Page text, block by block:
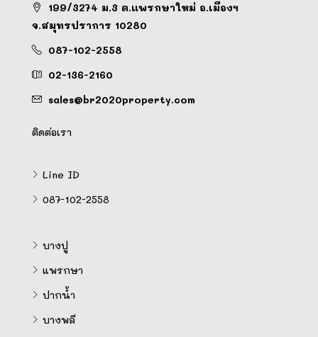
199/3274 ม.3 ต.แพรกษาใหม่ อ.เมืองฯ
จ.สมุทรปราการ 10280
087-102-2558
02-136-2160
sales@br2020property.com
ติดต่อเรา
Line ID
087-102-2558
บางปู
แพรกษา
ปากน้ำ
บางพลี